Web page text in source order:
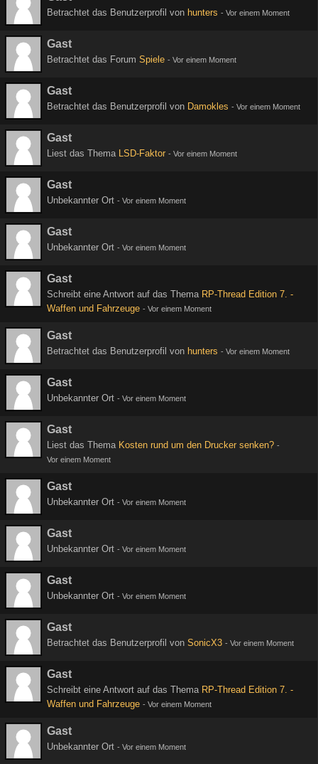
Betrachtet das Benutzerprofil von hunters - Vor einem Moment
Gast
Betrachtet das Forum Spiele - Vor einem Moment
Gast
Betrachtet das Benutzerprofil von Damokles - Vor einem Moment
Gast
Liest das Thema LSD-Faktor - Vor einem Moment
Gast
Unbekannter Ort - Vor einem Moment
Gast
Unbekannter Ort - Vor einem Moment
Gast
Schreibt eine Antwort auf das Thema RP-Thread Edition 7. -
Waffen und Fahrzeuge - Vor einem Moment
Gast
Betrachtet das Benutzerprofil von hunters - Vor einem Moment
Gast
Unbekannter Ort - Vor einem Moment
Gast
Liest das Thema Kosten rund um den Drucker senken? -
Vor einem Moment
Gast
Unbekannter Ort - Vor einem Moment
Gast
Unbekannter Ort - Vor einem Moment
Gast
Unbekannter Ort - Vor einem Moment
Gast
Betrachtet das Benutzerprofil von SonicX3 - Vor einem Moment
Gast
Schreibt eine Antwort auf das Thema RP-Thread Edition 7. -
Waffen und Fahrzeuge - Vor einem Moment
Gast
Unbekannter Ort - Vor einem Moment